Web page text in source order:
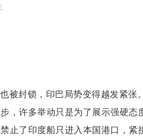
被封锁，印巴局势变得越发紧张
，许多举动只是为了展示强硬态
止了印度船只进入本国港口，紧